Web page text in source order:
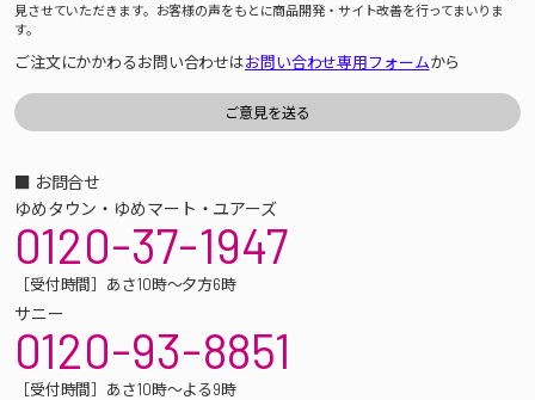
見させていただきます。お客様の声をもとに商品開発・サイト改善を行ってまいりま
す。
ご注文にかかわるお問い合わせはお問い合わせ専用フォームから
■ お問合せ
ゆめタウン・ゆめマート・ユアーズ
0120-37-1947
［受付時間］あさ10時～夕方6時
サニー
0120-93-8851
［受付時間］あさ10時～よる9時